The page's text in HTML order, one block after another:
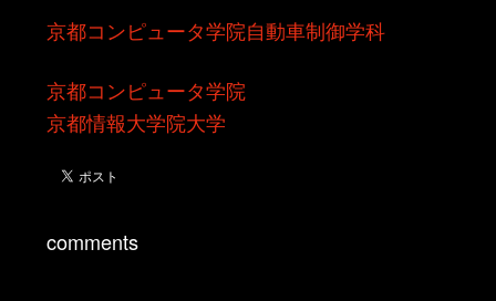
京都コンピュータ学院自動車制御学科
京都コンピュータ学院
京都情報大学院大学
comments